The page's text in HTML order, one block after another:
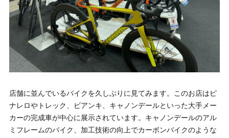
店舗に並んでいるバイクを久しぶりに見てみます。このお店はピ
ナレロやトレック、ビアンキ、キャノンデールといった大手メー
カーの完成車が中心に展示されています。キャノンデールのアル
ミフレームのバイク、加工技術の向上でカーボンバイクのような